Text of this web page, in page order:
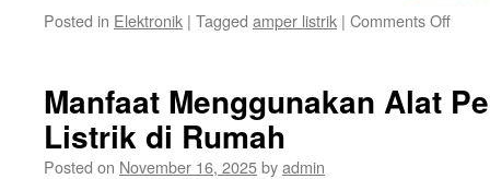
Posted in Elektronik | Tagged amper listrik | Comments Offon
Listrik
Manfaat Menggunakan Alat
Listrik di Rumah
Posted on November 16, 2025byadmin